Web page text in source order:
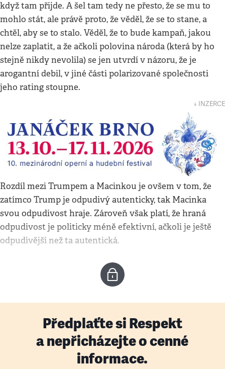
když tam přijde. A šel tam tedy ne přesto, že se mu to
mohlo stát, ale právě proto, že věděl, že se to stane, a
chtěl, aby se to stalo. Věděl, že to bude kampaň, jakou
nelze zaplatit, a že ačkoli polovina národa (která by ho
stejně nikdy nevolila) se jen utvrdí v názoru, že je
arogantní debil, v jiné části polarizované společnosti
jeho rating stoupne.
↓ INZERCE
Rozdíl mezi Trumpem a Macinkou je ovšem v tom, že
zatímco Trump je odpudivý autenticky, tak Macinka
svou odpudivost hraje. Zároveň však platí, že hraná
odpudivost je politicky méně efektivní, ačkoli je ještě
odpudivější než ta autentická.
Předplaťte si Respekt
a nepřicházejte o cenné
informace.